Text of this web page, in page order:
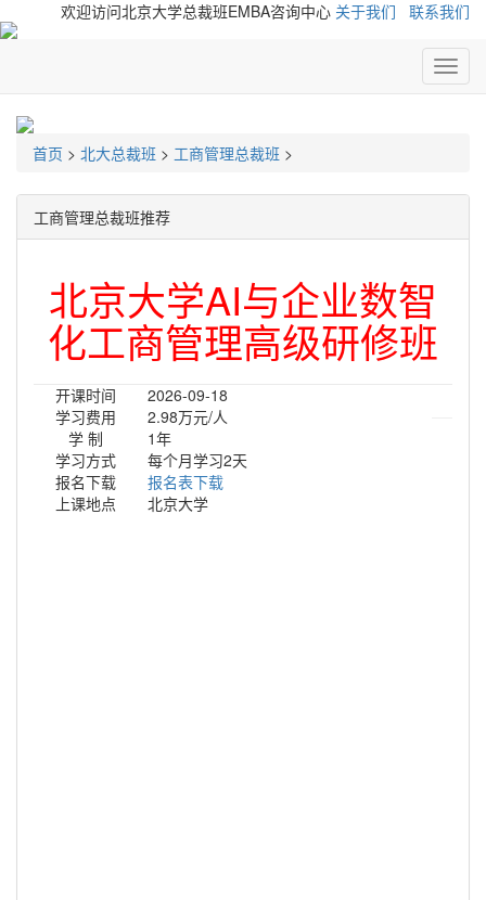
欢迎访问北京大学总裁班EMBA咨询中心 关于我们 联系我们
北
大
研
班
首页 > 北大总裁班 > 工商管理总裁班 >
工商管理总裁班推荐
北京大学AI与企业数智
化工商管理高级研修班
开课时间
2026-09-18
学习费用
2.98万元/人
学 制
1年
学习方式
每个月学习2天
报名下载
报名表下载
上课地点
北京大学